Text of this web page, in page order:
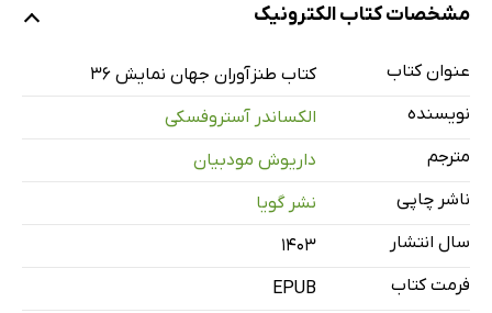
پیشگفتار دفتر سی‌وششم
الکساندر نیکولایوویچ آستروفسکی
مشخصات کتاب الکترونیک
عنوان کتاب
کتاب طنزآوران جهان نمایش 36
نویسنده
الکساندر آستروفسکی
مترجم
داریوش مودبیان
ناشر چاپی
نشر گویا
سال انتشار
۱۴۰۳
فرمت کتاب
EPUB